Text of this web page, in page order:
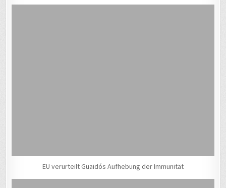
EU verurteilt Guaidós Aufhebung der Immunität